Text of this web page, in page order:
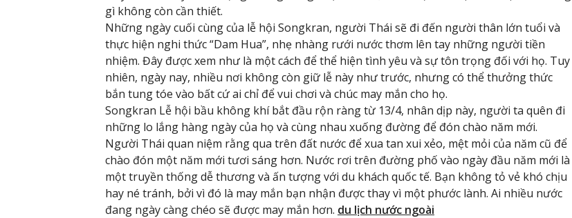
gì không còn cần thiết.
Những ngày cuối cùng của lễ hội Songkran, người Thái sẽ đi đến người thân lớn tuổi và
thực hiện nghi thức “Dam Hua”, nhẹ nhàng rưới nước thơm lên tay những người tiền
nhiệm. Đây được xem như là một cách để thể hiện tình yêu và sự tôn trọng đối với họ. Tuy
nhiên, ngày nay, nhiều nơi không còn giữ lễ này như trước, nhưng có thể thưởng thức
bắn tung tóe vào bất cứ ai chỉ để vui chơi và chúc may mắn cho họ.
Songkran Lễ hội bầu không khí bắt đầu rộn ràng từ 13/4, nhân dịp này, người ta quên đi
những lo lắng hàng ngày của họ và cùng nhau xuống đường để đón chào năm mới.
Người Thái quan niệm rằng qua trên đất nước để xua tan xui xẻo, mệt mỏi của năm cũ để
chào đón một năm mới tươi sáng hơn. Nước rơi trên đường phố vào ngày đầu năm mới là
một truyền thống dễ thương và ấn tượng với du khách quốc tế. Bạn không tỏ vẻ khó chịu
hay né tránh, bởi vì đó là may mắn bạn nhận được thay vì một phước lành. Ai nhiều nước
đang ngày càng chéo sẽ được may mắn hơn. du lịch nước ngoài